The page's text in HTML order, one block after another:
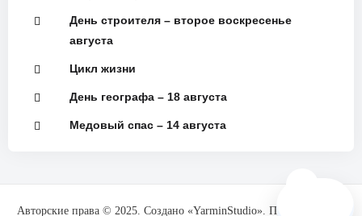
День строителя – второе воскресенье
августа
Цикл жизни
День географа – 18 августа
Медовый спас – 14 августа
Авторские права © 2025. Создано «YarminStudio». При поддержке